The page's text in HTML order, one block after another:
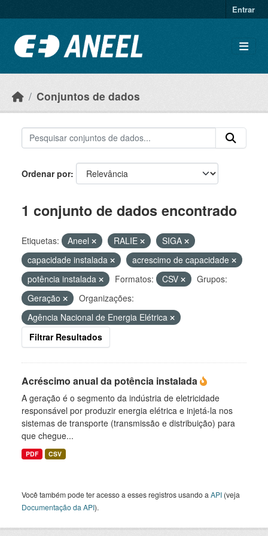
Entrar
Conjuntos de dados
Ordenar por
1 conjunto de dados encontrado
Etiquetas: Aneel RALIE
SIGA
capacidade instalada
acrescimo de capacidade
potência instalada
Formatos: CSV
Grupos:
Geração
Organizações:
Agência Nacional de Energia Elétrica
Filtrar Resultados
Acréscimo anual da potência instalada
A geração é o segmento da indústria de eletricidade
responsável por produzir energia elétrica e injetá-la nos
sistemas de transporte (transmissão e distribuição) para
que chegue...
PDF CSV
Você também pode ter acesso a esses registros usando a API (veja
Documentação da API).